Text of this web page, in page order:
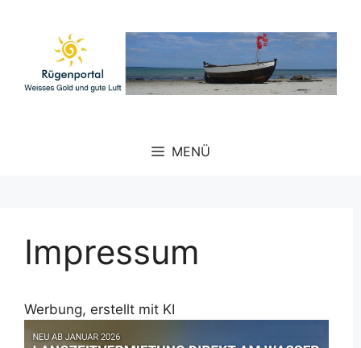
springen
MENÜ
Impressum
Werbung, erstellt mit KI